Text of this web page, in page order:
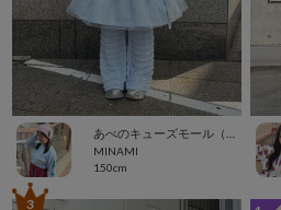
MINAMI
150cm
3